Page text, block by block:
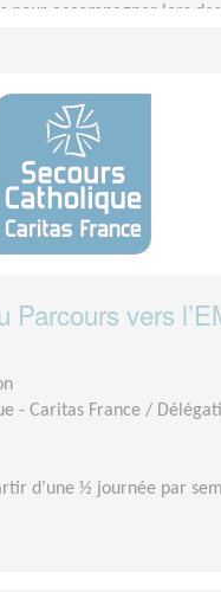
pour accompagner lors
vers
- Caritas France /
d’une ½ journée par